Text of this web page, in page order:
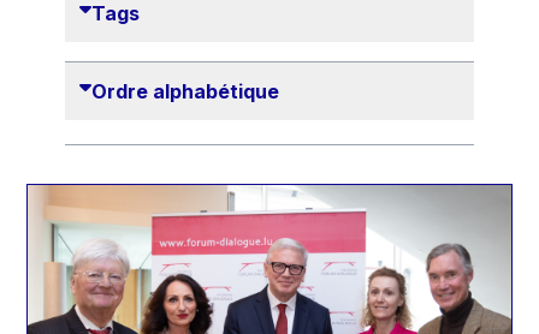
Euclid Tsakalotos
Francis Carpenter
François Villeroy de Galhau
Frederica Mogherini
Gaston Reinesch
Tags
Ordre alphabétique